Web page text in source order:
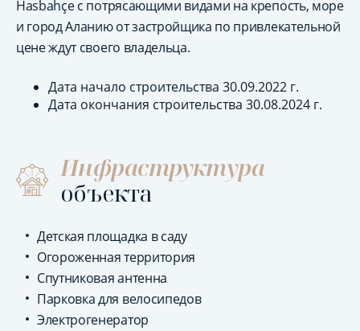
Hasbahçe с потрясающими видами на крепость, море
и город Аланию от застройщика по привлекательной
цене ждут своего владельца.
Дата начало строительства 30.09.2022 г.
Дата окончания строительства 30.08.2024 г.
Инфраструктура
объекта
Детская площадка в саду
Огороженная территория
Спутниковая антенна
Парковка для велосипедов
Электрогенератор